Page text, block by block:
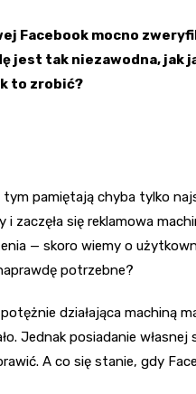
Facebook mocno
jest tak niezawodna, jak
to zrobić?
tym pamiętają chyba tylko
i zaczęła się reklamowa
— skoro wiemy o
potrzebne?
działająca machiną
Jednak posiadanie
A co się stanie, gdy